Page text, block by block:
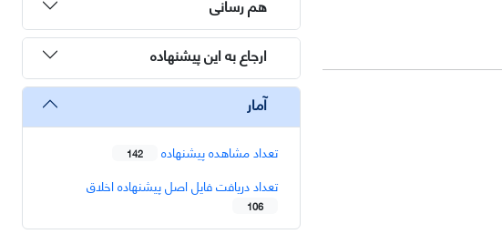
هم رسانی
ارجاع به این پیشنهاده
آمار
تعداد مشاهده پیشنهاده 142
تعداد دریافت فایل اصل پیشنهاده اخلاق
106